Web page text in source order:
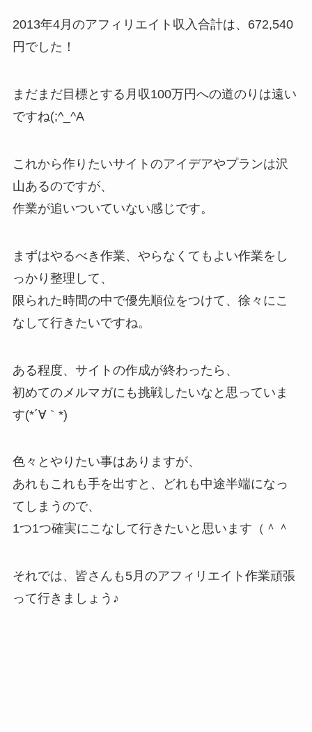
2013年4月のアフィリエイト収入合計は、672,540
円でした！
まだまだ目標とする月収100万円への道のりは遠い
ですね(;^_^A
これから作りたいサイトのアイデアやプランは沢
山あるのですが、
作業が追いついていない感じです。
まずはやるべき作業、やらなくてもよい作業をし
っかり整理して、
限られた時間の中で優先順位をつけて、徐々にこ
なして行きたいですね。
ある程度、サイトの作成が終わったら、
初めてのメルマガにも挑戦したいなと思っていま
す(*´∀｀*)
色々とやりたい事はありますが、
あれもこれも手を出すと、どれも中途半端になっ
てしまうので、
1つ1つ確実にこなして行きたいと思います（＾＾
それでは、皆さんも5月のアフィリエイト作業頑張
って行きましょう♪